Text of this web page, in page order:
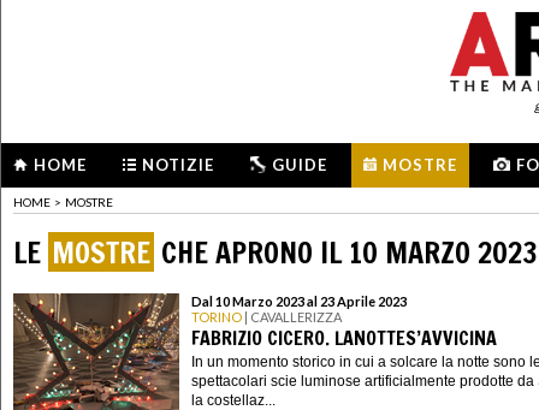
HOME NOTIZIE GUIDE MOSTRE
HOME > MOSTRE
LE MOSTRE CHE APRONO IL 10 MARZO 2023
Dal 10 Marzo 2023 al 23 Aprile 2023
TORINO | CAVALLERIZZA
FABRIZIO CICERO. LANOTTES’AVVICINA
In un momento storico in cui a solcare la notte sono
spettacolari scie luminose artificialmente prodotte da
la costellaz...